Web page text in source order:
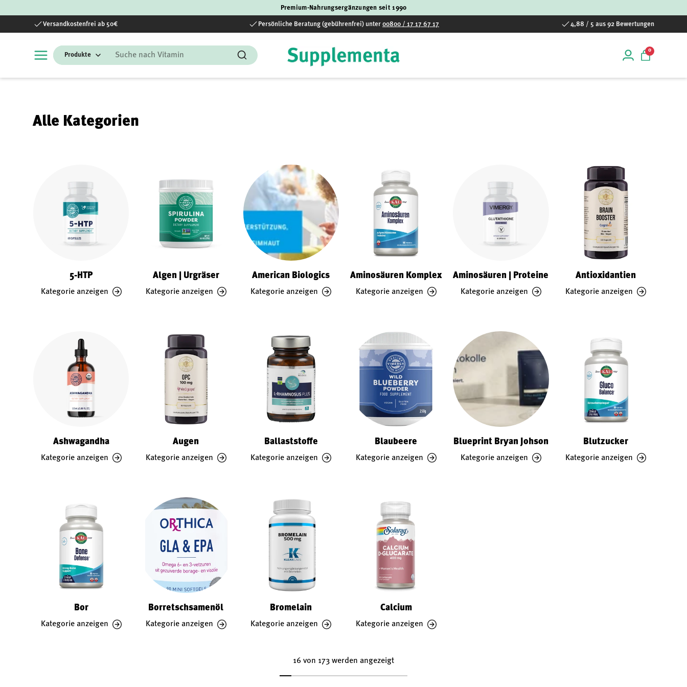
Direkt zum Inhalt
Premium-Nahrungsergänzungen seit 1990
Versandkostenfrei ab 50€ Persönliche Beratung (gebührenfrei) unter 00800 / 17 17 67 17 4,88 / 5 aus 92 Bewertungen
Suchen
Suchen Einloggen
00 Artikel
Alle Kategorien
5-HTP
Kategorie anzeigen
Algen | Urgräser
Kategorie anzeigen
American Biologics
Kategorie anzeigen
Aminosäuren Komplex
Kategorie anzeigen
Aminosäuren | Proteine
Kategorie anzeigen
Antioxidantien
Kategorie anzeigen
Ashwagandha
Kategorie anzeigen
Augen
Kategorie anzeigen
Ballaststoffe
Kategorie anzeigen
Blaubeere
Kategorie anzeigen
Blueprint Bryan Johson
Kategorie anzeigen
Blutzucker
Kategorie anzeigen
Bor
Kategorie anzeigen
Borretschsamenöl
Kategorie anzeigen
Bromelain
Kategorie anzeigen
Calcium
Kategorie anzeigen
16 von 173 werden angezeigt